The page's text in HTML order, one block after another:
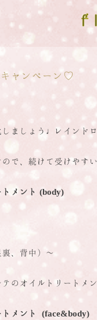
ャンペーン♡
ましょう♩レインド
で、続けて受けやす
メント (body)
、背中）～
のオイルトリートメ
メント (face&body)